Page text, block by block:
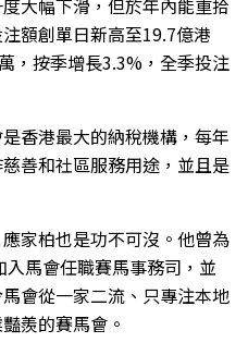
大幅下滑，但於年內能重拾
額創單日新高至19.7億港
，按季增長3.3%，全季投注
香港最大的納稅機構，每年
善和社區服務用途，並且是
家柏也是功不可沒。他曾為
馬會任職賽馬事務司，並
會從一家二流、只專注本地
羨的賽馬會。